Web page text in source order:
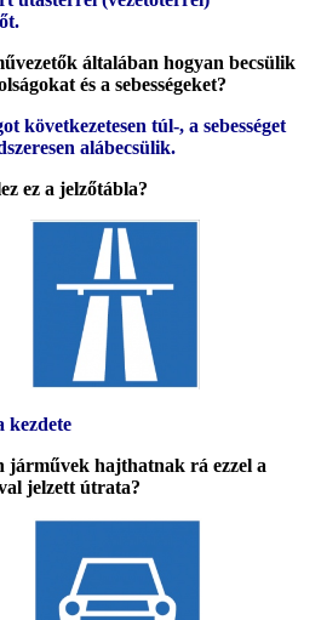
általában hogyan becsülik
és a sebességeket?
következetesen túl-, a sebességet
alábecsülik.
ez a jelzőtábla?
kezdete
járművek hajthatnak rá ezzel a
jelzett útrata?